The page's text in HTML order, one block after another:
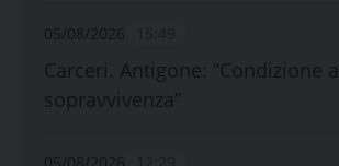
05/08/2026
Carceri. Antigone: “Condizione
sopravvivenza”
05/08/2026